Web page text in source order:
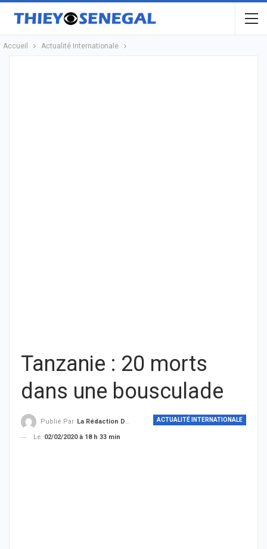
Accueil Actualité Internationale
Tanzanie : 20 morts
dans une bousculade
ACTUALITÉ INTERNATIONALE
Publié Par La Rédaction De THIEYSENEGAL.com
Le 02/02/2020 à 18 h 33 min